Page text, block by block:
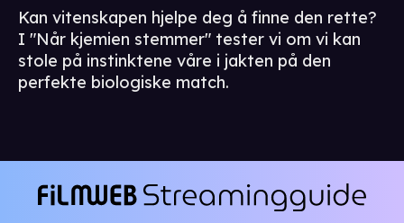
Kan vitenskapen hjelpe deg å finne den rette?
I "Når kjemien stemmer" tester vi om vi kan
stole på instinktene våre i jakten på den
perfekte biologiske match.